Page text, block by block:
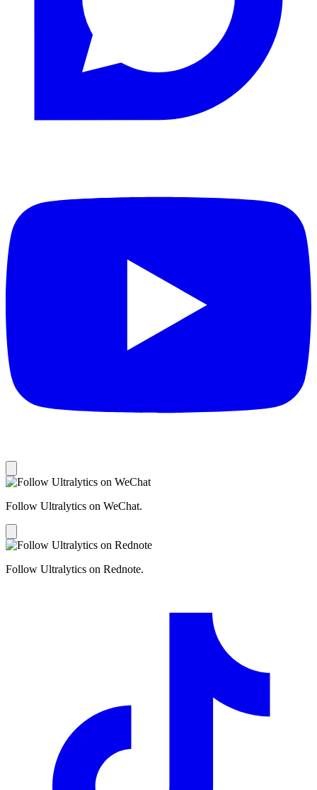
Follow Ultralytics on WeChat.
Follow Ultralytics on Rednote.